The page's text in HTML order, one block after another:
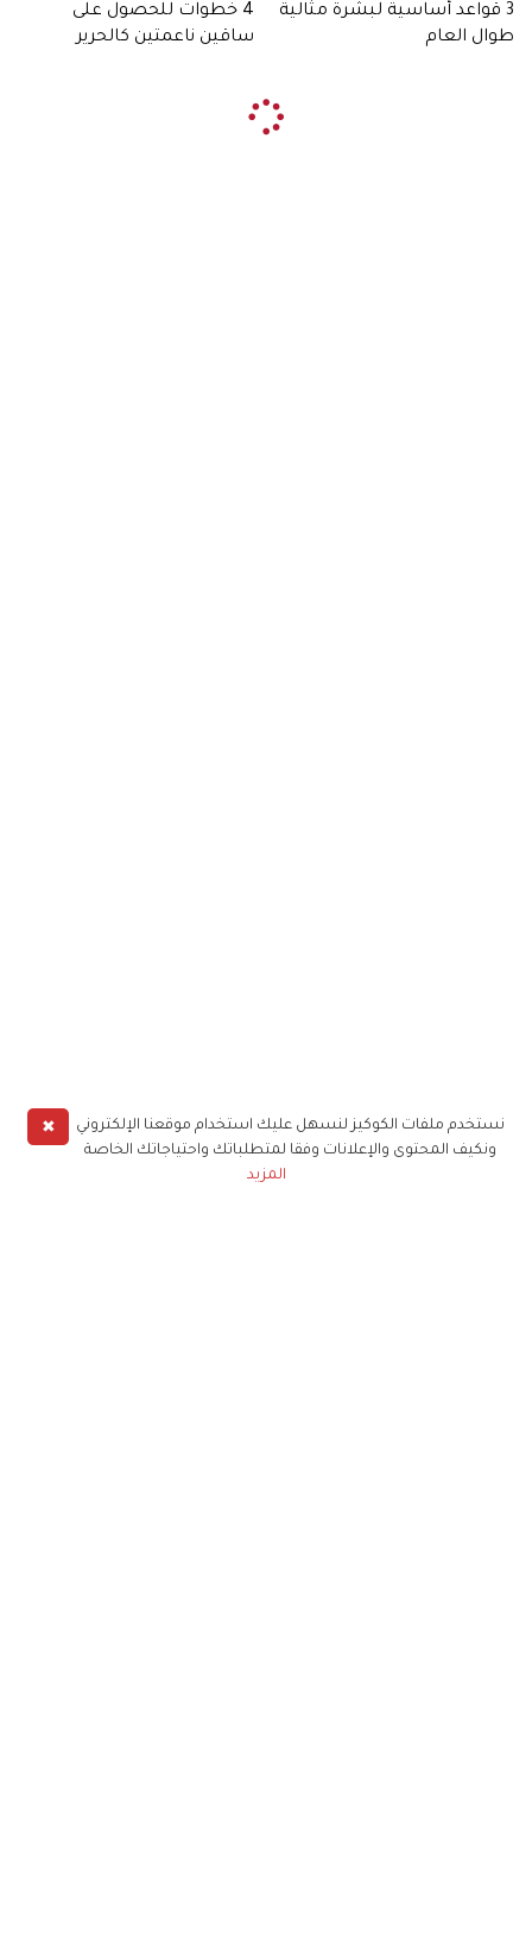
3 قواعد أساسية لبشرة مثالية
طوال العام
4 خطوات للحصول على
ساقين ناعمتين كالحرير
✖
نستخدم ملفات الكوكيز لنسهل عليك استخدام موقعنا الإلكتروني
ونكيف المحتوى والإعلانات وفقا لمتطلباتك واحتياجاتك الخاصة
المزيد